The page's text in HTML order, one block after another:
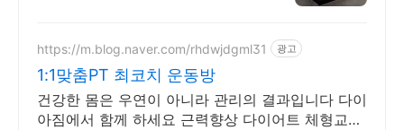
https://m.blog.naver.com/rhdwjdgml31 광고
1:1맞춤PT 최코치 운동방
건강한 몸은 우연이 아니라 관리의 결과입니다 다이
아짐에서 함께 하세요 근력향상 다이어트 체형교정